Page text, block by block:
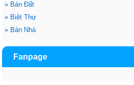
» Bán Đất
» Biệt Thự
» Bán Nhà
Fanpage